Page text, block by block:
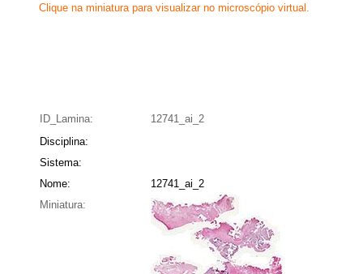
Clique na miniatura para visualizar no microscópio virtual.
ID_Lamina:
12741_ai_2
Disciplina:
Sistema:
Nome:
12741_ai_2
Miniatura: